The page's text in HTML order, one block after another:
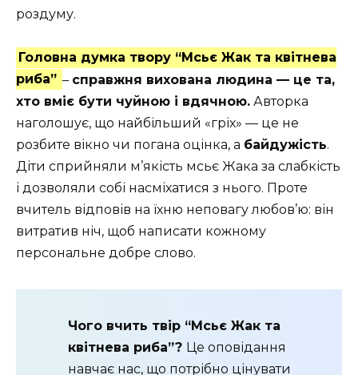
роздуму.
Головна думка твору “Мсьє Жак та квітнева
риба” – справжня вихована людина — це та,
хто вміє бути чуйною і вдячною. Авторка
наголошує, що найбільший «гріх» — це не
розбите вікно чи погана оцінка, а байдужість.
Діти сприйняли м’якість мсьє Жака за слабкість
і дозволяли собі насміхатися з нього. Проте
вчитель відповів на їхню неповагу любов’ю: він
витратив ніч, щоб написати кожному
персональне добре слово.
Чого вчить твір “Мсьє Жак та
квітнева риба”? Це оповідання
навчає нас, що потрібно цінувати